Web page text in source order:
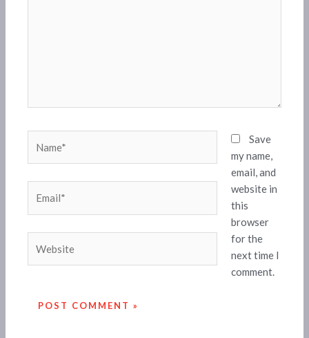
Save
my name,
email, and
website in
this
browser
for the
next time I
comment.